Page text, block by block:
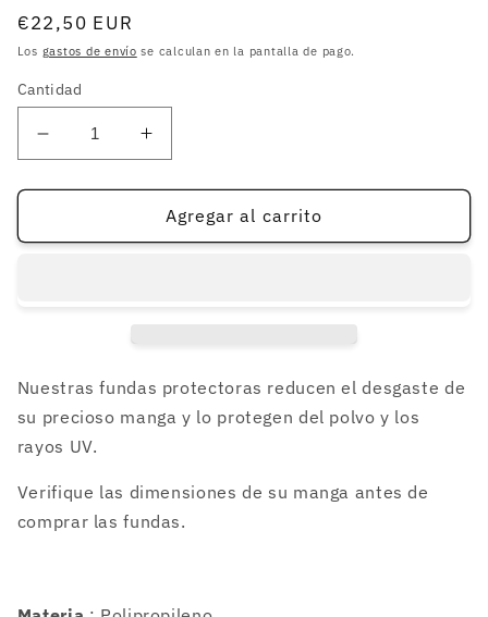
Precio
habitual
€22,50 EUR
Los gastos de envío se calculan en la pantalla de pago.
Cantidad
Reducir
cantidad
para
fundas
Aumentar
cantidad
para
300
fundas
Agregar al carrito
Nuestras fundas protectoras reducen el desgaste de
su precioso manga y lo protegen del polvo y los
rayos UV.
Verifique las dimensiones de su manga antes de
comprar las fundas.